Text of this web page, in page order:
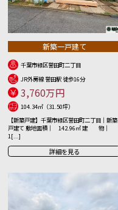
新築一戸建て
千葉市緑区誉田町二丁目
JR外房線 誉田駅 徒歩16分
3,760万円
104.34㎡（31.50坪）
【新築戸建】千葉市緑区誉田町二丁目｜新築
戸建て 敷地面積｜ 142.96㎡ 建 物｜
1[...]
詳細を見る